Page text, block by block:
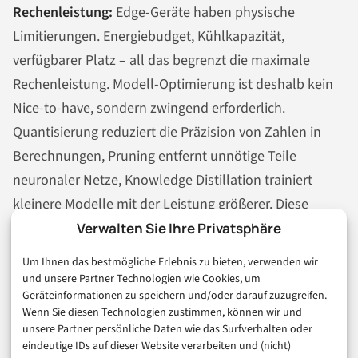
Verwalten Sie Ihre Privatsphäre
Um Ihnen das bestmögliche Erlebnis zu bieten, verwenden wir
und unsere Partner Technologien wie Cookies, um
Geräteinformationen zu speichern und/oder darauf zuzugreifen.
Wenn Sie diesen Technologien zustimmen, können wir und
unsere Partner persönliche Daten wie das Surfverhalten oder
eindeutige IDs auf dieser Website verarbeiten und (nicht)
Rechenleistung: Edge-Geräte haben physische
Limitierungen. Energiebudget, Kühlkapazität,
verfügbarer Platz – all das begrenzt die maximale
Rechenleistung. Modell-Optimierung ist deshalb kein
Nice-to-have, sondern zwingend erforderlich.
Quantisierung reduziert die Präzision von Zahlen in
Berechnungen, Pruning entfernt unnötige Teile
neuronaler Netze, Knowledge Distillation trainiert
kleinere Modelle mit der Leistung größerer. Diese
Techniken sind komplex und erfordern Expertise.
Updates:Wie aktualisiert man KI-Modelle auf
tausenden verteilten Edge-Geräten? Over-the-Air-
Updates sind eine Lösung, bringen aber eigene
Herausforderungen: Bandbreite, Sicherheit, Rollback-